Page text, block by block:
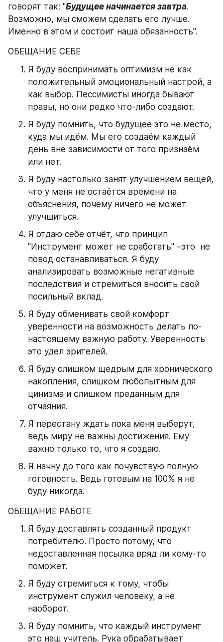
говорят так: "Будущее начинается завтра.
Возможно, мы сможем сделать его лучше.
Именно в этом и состоит наша обязанность".
ОБЕЩАНИЕ СЕБЕ
Я буду воспринимать оптимизм не как
положительный эмоциональный настрой, а
как выбор. Пессимисты иногда бывают
правы, но они редко что-либо создают.
Я буду помнить, что будущее это не место,
куда мы идём. Мы его создаём каждый
день вне зависимости от того признаём
или нет.
Я буду настолько занят улучшением вещей,
что у меня не остаётся времени на
объяснения, почему ничего не может
улучшиться.
Я отдаю себе отчёт, что принцип
"Инструмент может не сработать" –это  не
повод останавливаться. Я буду
анализировать возможные негативные
последствия и стремиться вносить свой
посильный вклад.
Я буду обменивать свой комфорт
уверенности на возможность делать по-
настоящему важную работу. Уверенность
это удел зрителей.
Я буду слишком щедрым для хронического
накопления, слишком любопытным для
цинизма и слишком преданным для
отчаяния.
Я перестану ждать пока меня выберут,
ведь миру не важны достижения. Ему
важно только то, что я создаю.
Я начну до того как почувствую полную
готовность. Ведь готовым на 100% я не
буду никогда.
ОБЕЩАНИЕ РАБОТЕ
Я буду доставлять созданный продукт
потребителю. Просто потому, что
недоставленная посылка вряд ли кому-то
поможет.
Я буду стремиться к тому, чтобы
инструмент служил человеку, а не
наоборот.
Я буду помнить, что каждый инструмент
это наш учитель. Рука обрабатывает